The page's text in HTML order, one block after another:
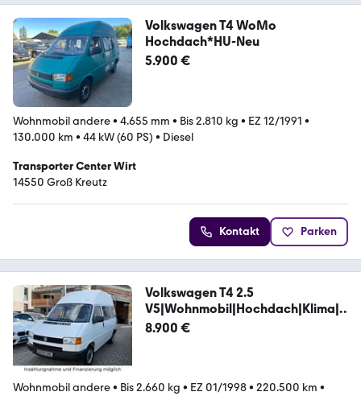
Volkswagen T4 WoMo
Hochdach*HU-Neu
5.900 €
Wohnmobil andere• 4.655 mm • Bis 2.810 kg • EZ 12/1991 •
130.000 km • 44 kW (60 PS) • Diesel
Transporter Center Wirt
14550 Groß Kreutz
Kontakt Parken
Volkswagen T4 2.5
V5|Wohnmobil|Hochdach|Klima|K
üche|Heizung
8.900 €
Wohnmobil andere• Bis 2.660 kg • EZ 01/1998• 220.500 km •